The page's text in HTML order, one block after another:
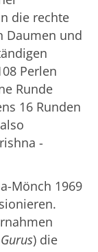
die rechte
Daumen und
Perlen
Runde
16 Runden
-
Mönch 1969
) die